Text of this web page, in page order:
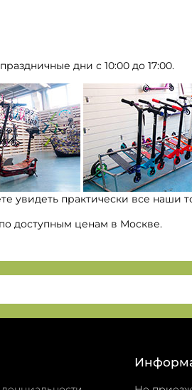
дни с 10:00 до 17:00.
увидеть практически все наши
доступным ценам в Москве.